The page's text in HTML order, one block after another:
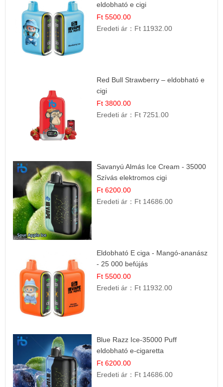
eldobható e cigi
Ft 5500.00
Eredeti ár： Ft 11932.00
Red Bull Strawberry – eldobható e
cigi
Ft 3800.00
Eredeti ár： Ft 7251.00
Savanyú Almás Ice Cream - 35000
Szívás elektromos cigi
Ft 6200.00
Eredeti ár： Ft 14686.00
Eldobható E ciga - Mangó-ananász
- 25 000 befújás
Ft 5500.00
Eredeti ár： Ft 11932.00
Blue Razz Ice-35000 Puff
eldobható e-cigaretta
Ft 6200.00
Eredeti ár： Ft 14686.00